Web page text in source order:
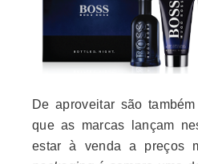
De aproveitar são
que as marcas lançam
estar à venda a preços